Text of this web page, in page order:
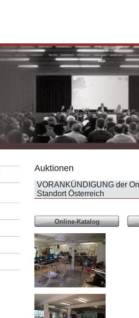
Auktionen
VORANKÜNDIGUNG der
Standort Österreich
Online-Katalog